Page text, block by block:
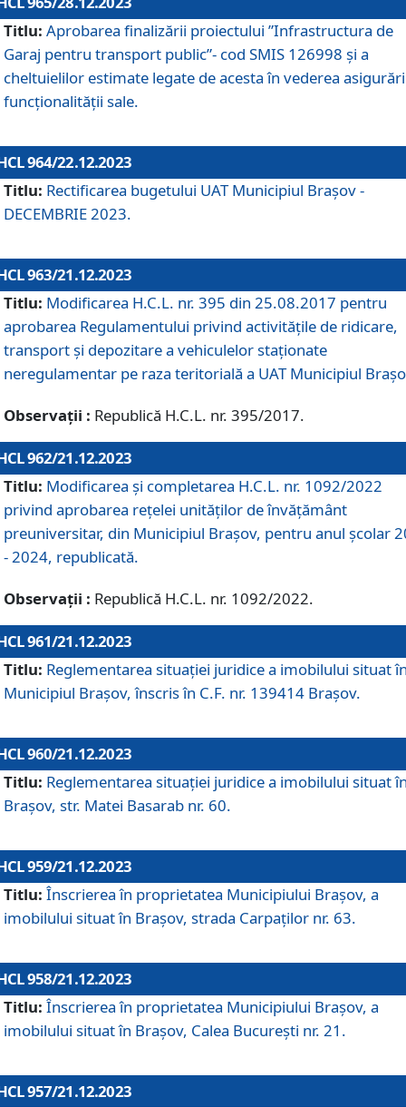
Titlu: Aprobarea finalizării proiectului ”Infrastructura de
Garaj pentru transport public”- cod SMIS 126998 și a
cheltuielilor estimate legate de acesta în vederea
funcționalității sale.
964/22.12.2023
Titlu: Rectificarea bugetului UAT Municipiul Braşov -
DECEMBRIE 2023.
963/21.12.2023
Titlu: Modificarea H.C.L. nr. 395 din 25.08.2017 pentru
aprobarea Regulamentului privind activitățile de ridicare,
transport şi depozitare a vehiculelor staționate
neregulamentar pe raza teritorială a UAT Municipiul
Observații : Republică H.C.L. nr. 395/2017.
962/21.12.2023
Titlu: Modificarea și completarea H.C.L. nr. 1092/2022
privind aprobarea rețelei unităților de învăţământ
preuniversitar, din Municipiul Braşov, pentru anul școlar
- 2024, republicată.
Observații : Republică H.C.L. nr. 1092/2022.
961/21.12.2023
Titlu: Reglementarea situației juridice a imobilului situat
Municipiul Brașov, înscris în C.F. nr. 139414 Brașov.
960/21.12.2023
Titlu: Reglementarea situației juridice a imobilului situat
Brașov, str. Matei Basarab nr. 60.
959/21.12.2023
Titlu: Înscrierea în proprietatea Municipiului Brașov, a
imobilului situat în Brașov, strada Carpaților nr. 63.
958/21.12.2023
Titlu: Înscrierea în proprietatea Municipiului Brașov, a
imobilului situat în Brașov, Calea București nr. 21.
957/21.12.2023